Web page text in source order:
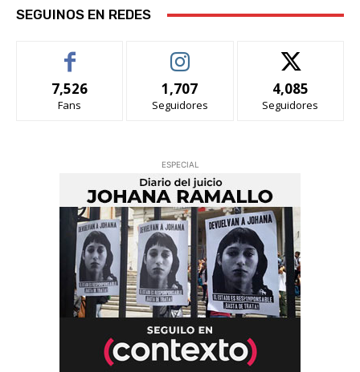
SEGUINOS EN REDES
7,526
Fans
1,707
Seguidores
4,085
Seguidores
ESPECIAL